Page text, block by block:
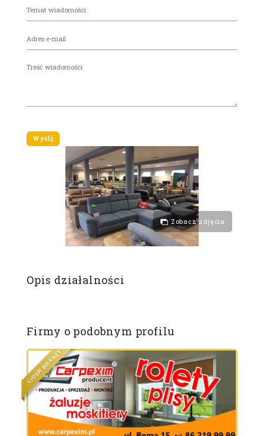
Zobacz zdjęcia
Opis działalności
Firmy o podobnym profilu
LI
DER
BRANŻ
Y